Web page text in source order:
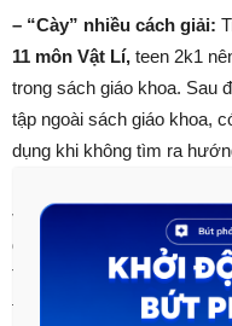
– “Cày” nhiều cách giải:
11 môn Vật Lí, teen 2k1
trong sách giáo khoa. Sau
tập ngoài sách giáo khoa,
dụng khi không tìm ra
– Vừa học vừa thư giãn:
đầu từ bây giờ thì sẽ không
Trước ngày thi chỉ nên đọc
tránh “
” kiến thức.